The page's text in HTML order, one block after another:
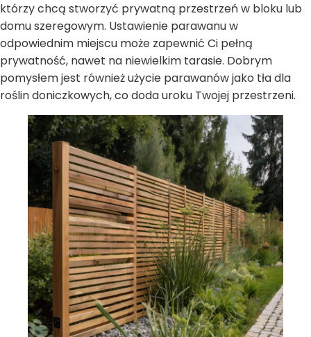
którzy chcą stworzyć prywatną przestrzeń w bloku lub
domu szeregowym. Ustawienie parawanu w
odpowiednim miejscu może zapewnić Ci pełną
prywatność, nawet na niewielkim tarasie. Dobrym
pomysłem jest również użycie parawanów jako tła dla
roślin doniczkowych, co doda uroku Twojej przestrzeni.